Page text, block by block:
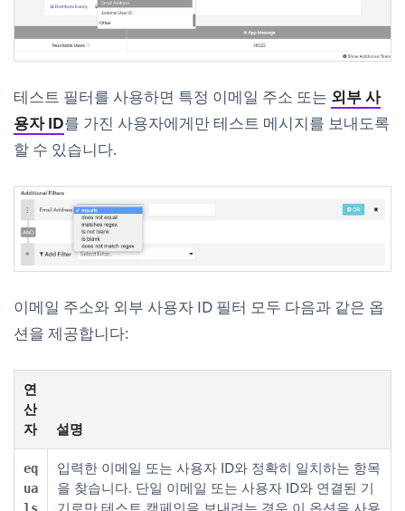
테스트 필터를 사용하면 특정 이메일 주소 또는 외부 사
용자 ID를 가진 사용자에게만 테스트 메시지를 보내도록
할 수 있습니다.
이메일 주소와 외부 사용자 ID 필터 모두 다음과 같은 옵
션을 제공합니다:
연
산
자
설명
eq
ua
입력한 이메일 또는 사용자 ID와 정확히 일치하는 항목
을 찾습니다. 단일 이메일 또는 사용자 ID와 연결된 기